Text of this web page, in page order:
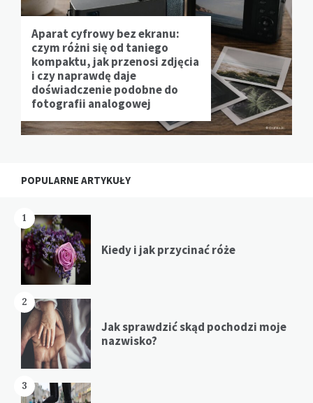
Aparat cyfrowy bez ekranu:
czym różni się od taniego
kompaktu, jak przenosi zdjęcia
i czy naprawdę daje
doświadczenie podobne do
fotografii analogowej
POPULARNE ARTYKUŁY
1
Kiedy i jak przycinać róże
2
Jak sprawdzić skąd pochodzi moje
nazwisko?
3